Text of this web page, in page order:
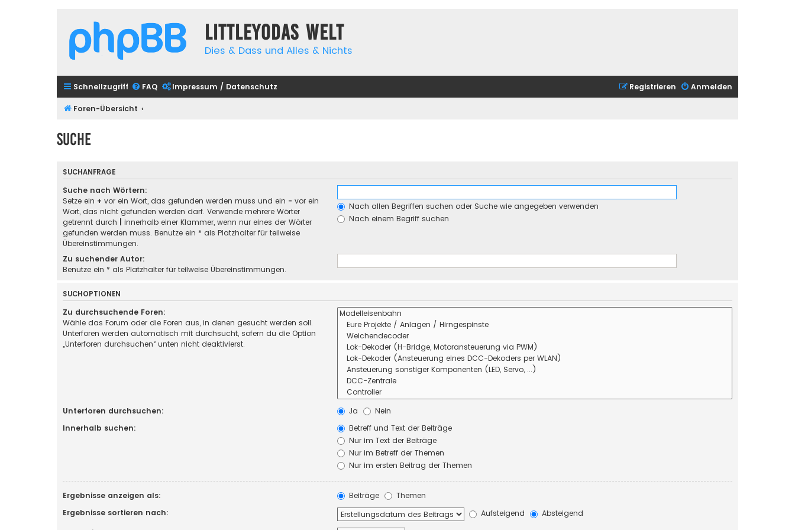
Littleyodas Welt
Dies & Dass und Alles & Nichts
Schnellzugriff FAQ Impressum / Datenschutz Anmelden
Registrieren
Foren-Übersicht
Suche
SUCHANFRAGE
Suche nach Wörtern:
Setze ein + vor ein Wort, das gefunden werden muss und ein - vor ein
Wort, das nicht gefunden werden darf. Verwende mehrere Wörter
getrennt durch
innerhalb einer Klammer, wenn nur eines der Wörter
gefunden werden muss. Benutze ein * als Platzhalter für teilweise
Übereinstimmungen.
Nach allen Begriffen suchen oder Suche wie angegeben verwenden
Nach einem Begriff suchen
Zu suchender Autor:
Benutze ein * als Platzhalter für teilweise Übereinstimmungen.
SUCHOPTIONEN
Zu durchsuchende Foren:
Wähle das Forum oder die Foren aus, in denen gesucht werden soll.
Unterforen werden automatisch mit durchsucht, sofern du die Option
„Unterforen durchsuchen“ unten nicht deaktivierst.
Unterforen durchsuchen: Ja
Nein
Innerhalb suchen:
Betreff und Text der Beiträge
Nur im Text der Beiträge
Nur im Betreff der Themen
Nur im ersten Beitrag der Themen
Ergebnisse anzeigen als: Beiträge
Themen
Ergebnisse sortieren nach:
Aufsteigend
Absteigend